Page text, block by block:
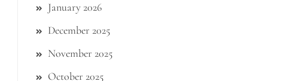
January 2026
December 2025
November 2025
October 2025